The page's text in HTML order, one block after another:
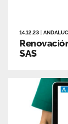
14.12.23
SAS